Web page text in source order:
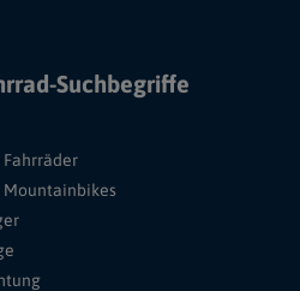
Suchbegriffe
Fahrräder
Mountainbikes